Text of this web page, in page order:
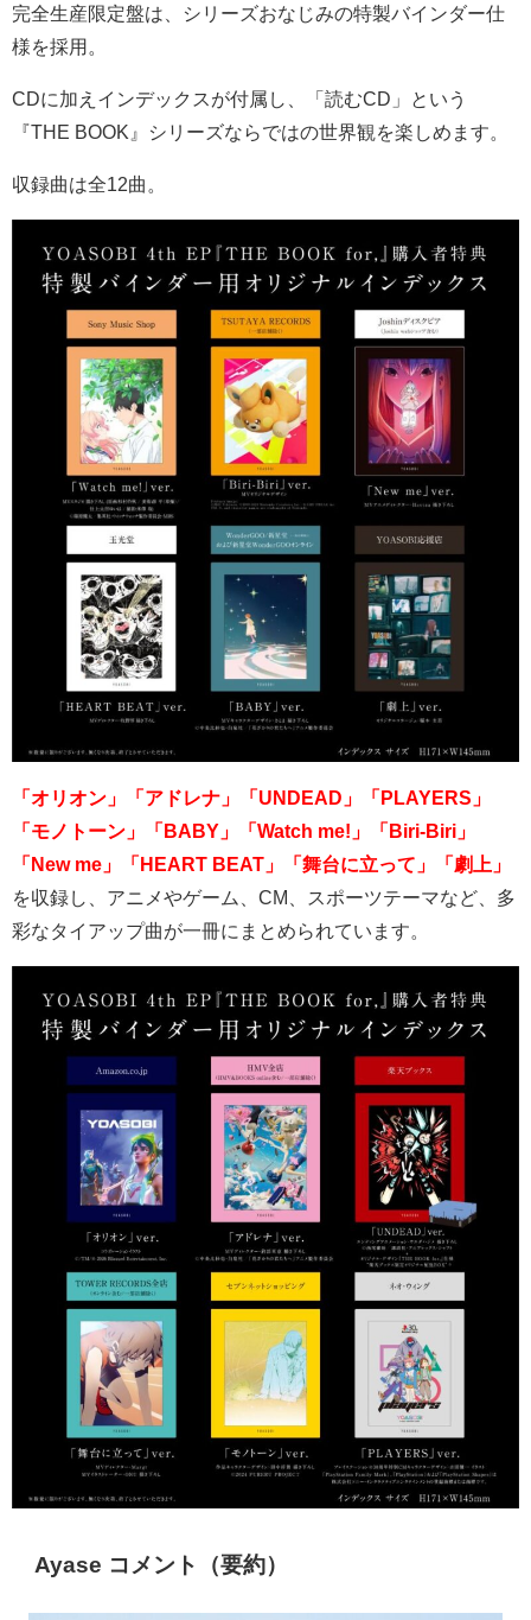
完全生産限定盤は、シリーズおなじみの特製バインダー仕
様を採用。
CDに加えインデックスが付属し、「読むCD 」という
『THE BOOK 』シリーズならではの世界観を楽しめます。
収録曲は全12曲。
「オリオン」「アドレナ」「UNDEAD」「PLAYERS」
「モノトーン」「BABY」「Watch me!」「Biri-Biri」
「New me」「HEART BEAT」「舞台に立って」「劇上」
を収録し、アニメやゲーム、 CM
、スポーツテーマなど、多
彩なタイアップ曲が一冊にまとめられています。
Ayase コメント（要約）